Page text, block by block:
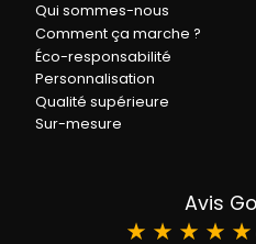
Qui sommes-nous
Comment ça marche ?
Éco-responsabilité
Personnalisation
Qualité supérieure
Sur-mesure
Avis
★ ★ ★ ★ ★